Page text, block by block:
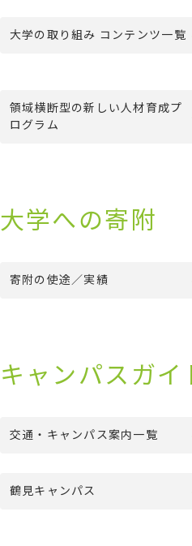
大学の取り組み コンテンツ一覧
領域横断型の新しい人材育成プ
ログラム
大学への寄附
寄附の使途／実績
キャンパスガイ
交通・キャンパス案内一覧
鶴見キャンパス